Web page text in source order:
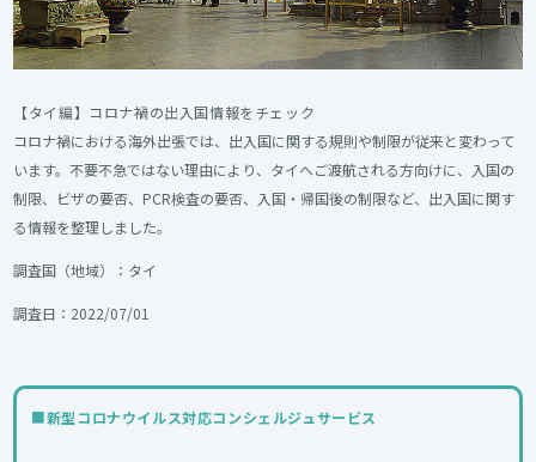
【タイ編】コロナ禍の出入国情報をチェック
コロナ禍における海外出張では、出入国に関する規則や制限が従来と変わって
います。不要不急ではない理由により、タイへご渡航される方向けに、入国の
制限、ビザの要否、PCR検査の要否、入国・帰国後の制限など、出入国に関す
る情報を整理しました。
調査国（地域）：タイ
調査日：2022/07/01
■新型コロナウイルス対応コンシェルジュサービス